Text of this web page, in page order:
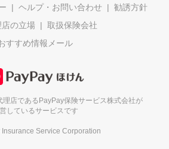
ヘルプ・お問い合わせ
勧誘方針
店の立場
取扱保険会社
すすめ情報メール
理店である PayPay保険サービス株式会社が
しているサービスです
Service Corporation